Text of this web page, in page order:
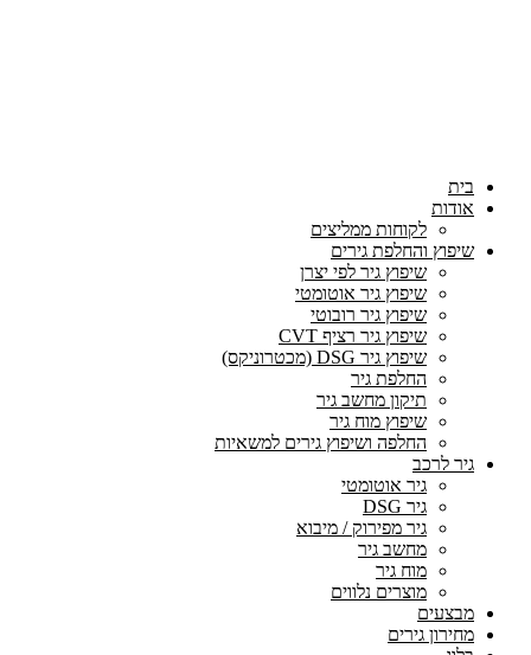
בית
אודות
לקוחות ממליצים
שיפוץ והחלפת גירים
שיפוץ גיר לפי יצרן
שיפוץ גיר אוטומטי
שיפוץ גיר רובוטי
שיפוץ גיר רציף CVT
שיפוץ גיר DSG (מכטרוניקס)
החלפת גיר
תיקון מחשב גיר
שיפוץ מוח גיר
החלפה ושיפוץ גירים למשאיות
גיר לרכב
גיר אוטומטי
גיר DSG
גיר מפירוק / מיבוא
מחשב גיר
מוח גיר
מוצרים נלווים
מבצעים
מחירון גירים